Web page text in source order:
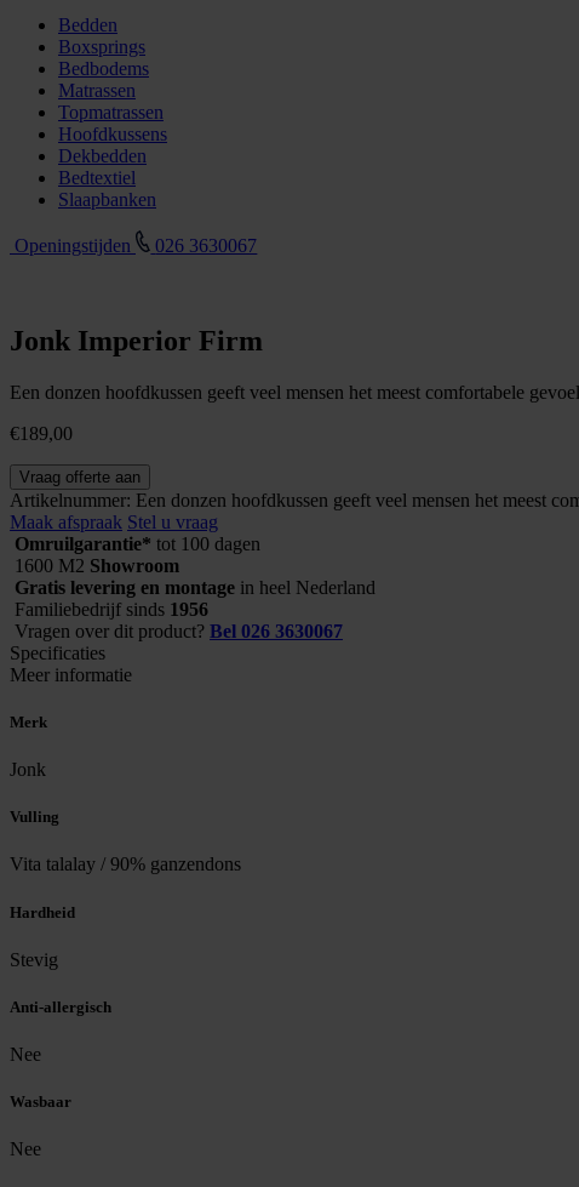
Bedden
Boxsprings
Bedbodems
Matrassen
Topmatrassen
Hoofdkussens
Dekbedden
Bedtextiel
Slaapbanken
Openingstijden 026 3630067
Jonk Imperior Firm
Een donzen hoofdkussen geeft veel mensen het meest comfortabele
€189,00
Jonk
Imperior
Firm
aantal
Vraag offerte aan
Artikelnummer: Een donzen hoofdkussen geeft veel mensen het meest
Maak afspraak Stel u vraag
Omruilgarantie* tot 100 dagen
1600 M2 Showroom
Gratis levering en montage in heel Nederland
Familiebedrijf sinds 1956
Vragen over dit product? Bel 026 3630067
Specificaties
Meer informatie
Merk
Jonk
Vulling
Vita talalay / 90% ganzendons
Hardheid
Stevig
Anti-allergisch
Nee
Wasbaar
Nee